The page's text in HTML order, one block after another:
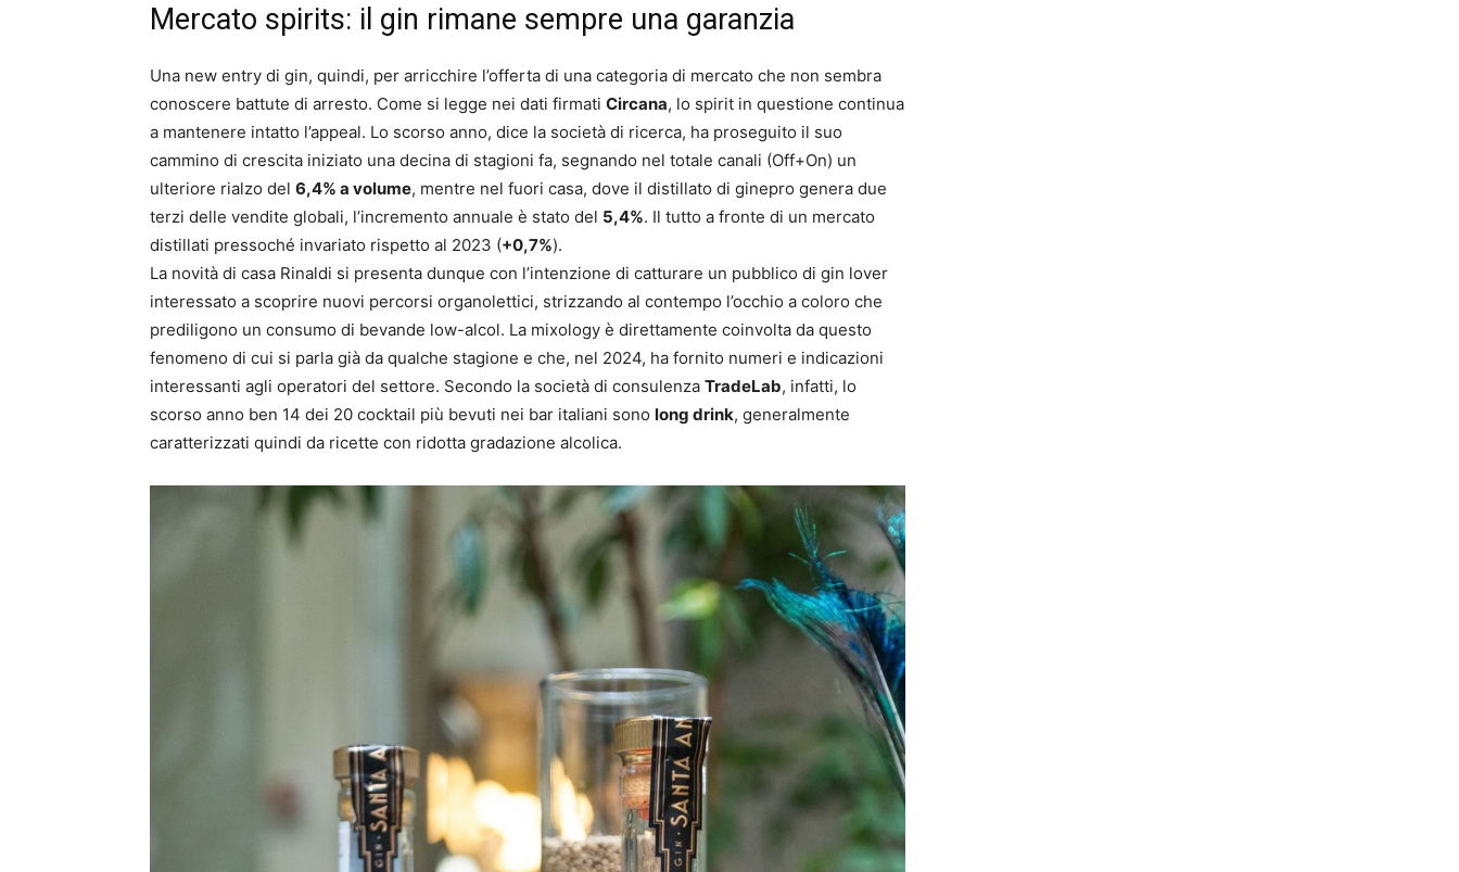
Mercato spirits: il gin rimane sempre una garanzia
Una new entry di gin, quindi, per arricchire l’offerta di una categoria di mercato che non sembra
conoscere battute di arresto. Come si legge nei dati firmati Circana, lo spirit in questione continua
a mantenere intatto l’appeal. Lo scorso anno, dice la società di ricerca, ha proseguito il suo
cammino di crescita iniziato una decina di stagioni fa, segnando nel totale canali (Off+On) un
ulteriore rialzo del 6,4% a volume, mentre nel fuori casa, dove il distillato di ginepro genera due
terzi delle vendite globali, l’incremento annuale è stato del 5,4%. Il tutto a fronte di un mercato
distillati pressoché invariato rispetto al 2023 (+0,7%).
La novità di casa Rinaldi si presenta dunque con l’intenzione di catturare un pubblico di gin lover
interessato a scoprire nuovi percorsi organolettici, strizzando al contempo l’occhio a coloro che
prediligono un consumo di bevande low-alcol. La mixology è direttamente coinvolta da questo
fenomeno di cui si parla già da qualche stagione e che, nel 2024, ha fornito numeri e indicazioni
interessanti agli operatori del settore. Secondo la società di consulenza TradeLab, infatti, lo
scorso anno ben 14 dei 20 cocktail più bevuti nei bar italiani sono long drink, generalmente
caratterizzati quindi da ricette con ridotta gradazione alcolica.